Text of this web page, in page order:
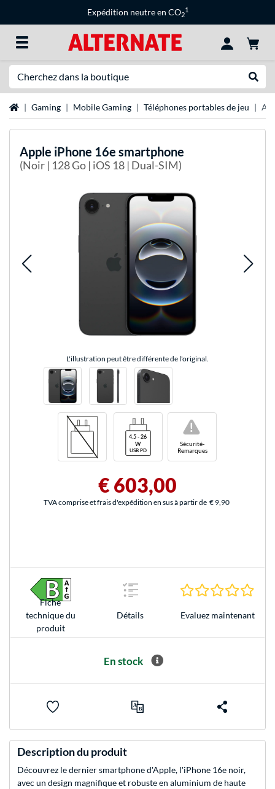
Expédition neutre en CO2
1
Page d'accueil
Gaming Mobile Gaming Téléphones portables de jeu
Apple iPhone 16e smartphone
(Noir | 128 Go | iOS 18 | Dual-SIM)
L'illustration peut être différente de l'original.
Sécurité-
Remarques
!
€ 603,00
TVA comprise et frais d'expédition en sus à partir de € 9,90
Fiche
technique du
produit
Détails Evaluez maintenant
En stock
Description du produit
Découvrez le dernier smartphone d'Apple, l'iPhone 16e noir,
avec un design magnifique et robuste en aluminium de haute